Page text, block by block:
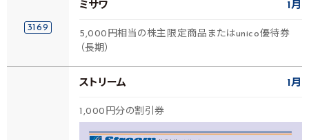
3169
ミサワ 1月
5,000円相当の株主限定商品またはunico優待券
（長期）
ストリーム 1月
1,000円分の割引券